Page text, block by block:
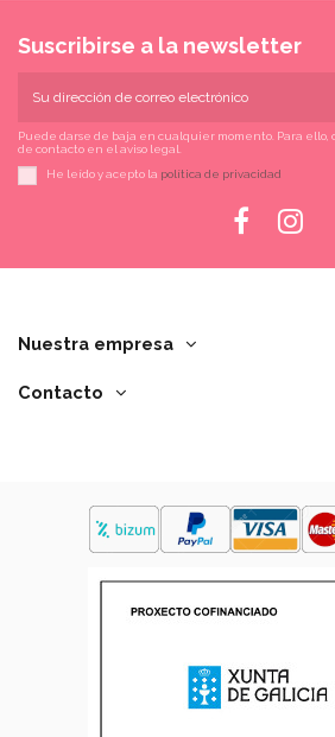
Suscribirse a la newsletter
Puede darse de baja en cualquier momento. Para
de contacto en el aviso legal.
He leído y acepto la política de privacidad
Nuestra empresa
Contacto